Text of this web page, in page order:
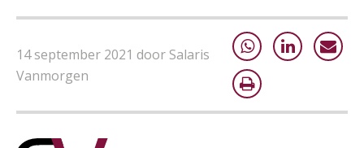
14 september 2021 door Salaris
Vanmorgen
AUG
Summercourse Werkkostenregeling
MOCuitgevers
AUG
MOCuitgevers